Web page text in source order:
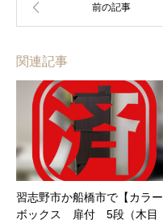
関連記事
習志野市か船橋市で【カラー
ボックス 扉付 5段（木目